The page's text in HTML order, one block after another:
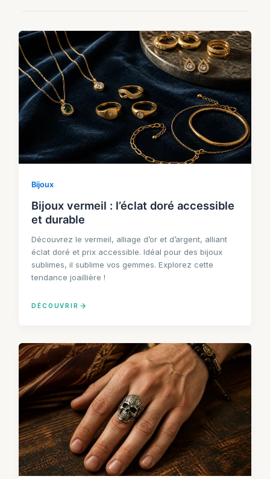
Bijoux
Bijoux vermeil : l’éclat doré accessible
et durable
Découvrez le vermeil, alliage d’or et d’argent, alliant
éclat doré et prix accessible. Idéal pour des bijoux
sublimes, il sublime vos gemmes. Explorez cette
tendance joaillière !
DÉCOUVRIR